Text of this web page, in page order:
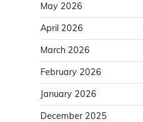
May 2026
April 2026
March 2026
February 2026
January 2026
December 2025